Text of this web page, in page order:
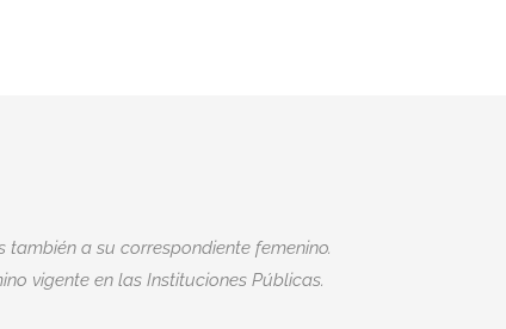
a su correspondiente femenino.
vigente en las Instituciones Públicas.